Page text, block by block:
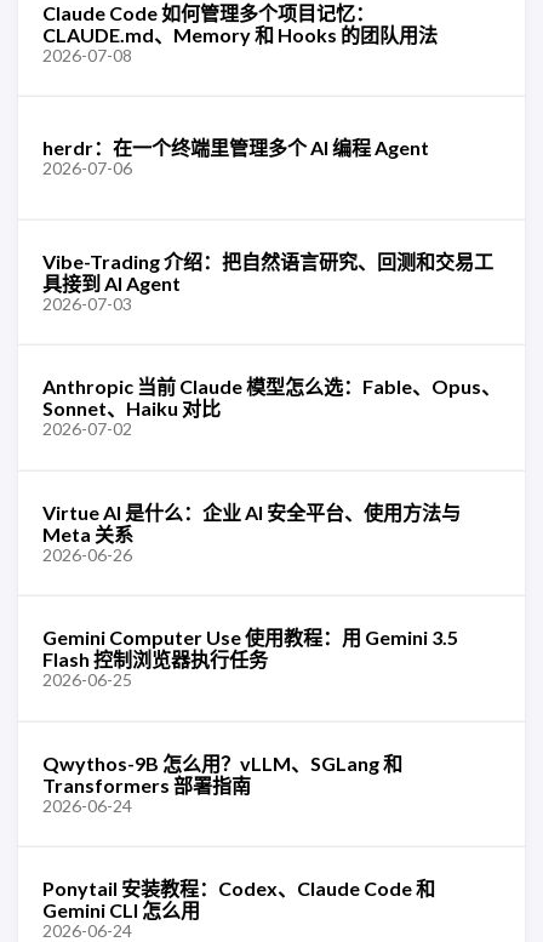
Claude Code 如何管理多个项目记忆：
CLAUDE.md、Memory 和 Hooks 的团队用法
2026-07-08
herdr：在一个终端里管理多个 AI 编程 Agent
2026-07-06
Vibe-Trading 介绍：把自然语言研究、回测和交易工
具接到 AI Agent
2026-07-03
Anthropic 当前 Claude 模型怎么选：Fable、Opus、
Sonnet、Haiku 对比
2026-07-02
Virtue AI 是什么：企业 AI 安全平台、使用方法与
Meta 关系
2026-06-26
Gemini Computer Use 使用教程：用 Gemini 3.5
Flash 控制浏览器执行任务
2026-06-25
Qwythos-9B 怎么用？vLLM、SGLang 和
Transformers 部署指南
2026-06-24
Ponytail 安装教程：Codex、Claude Code 和
Gemini CLI 怎么用
2026-06-24